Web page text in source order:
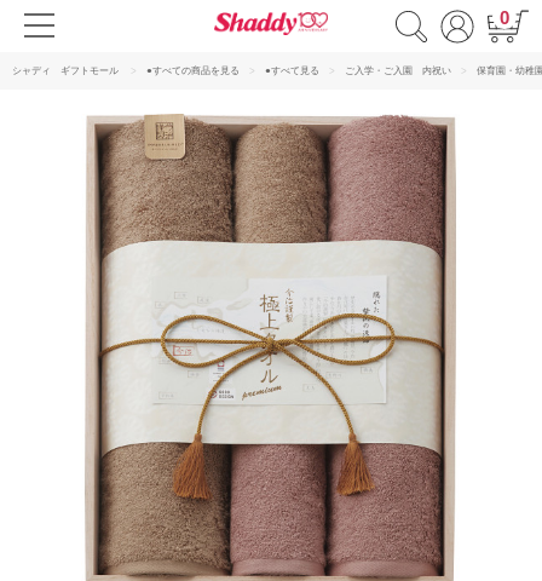
0
シャディ ギフトモール ●すべての商品を見る ●すべて見る ご入学・ご入園 内祝い 保育園・幼稚